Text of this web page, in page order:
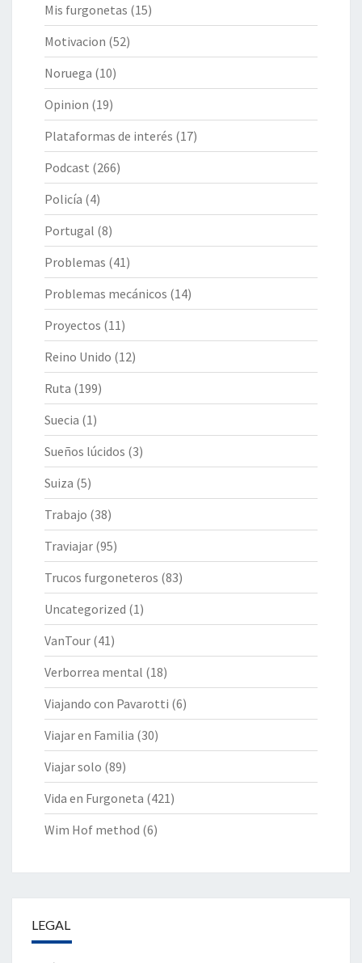
Mis furgonetas (15)
Motivacion (52)
Noruega (10)
Opinion (19)
Plataformas de interés (17)
Podcast (266)
Policía (4)
Portugal (8)
Problemas (41)
Problemas mecánicos (14)
Proyectos (11)
Reino Unido (12)
Ruta (199)
Suecia (1)
Sueños lúcidos (3)
Suiza (5)
Trabajo (38)
Traviajar (95)
Trucos furgoneteros (83)
Uncategorized (1)
VanTour (41)
Verborrea mental (18)
Viajando con Pavarotti (6)
Viajar en Familia (30)
Viajar solo (89)
Vida en Furgoneta (421)
Wim Hof method (6)
LEGAL